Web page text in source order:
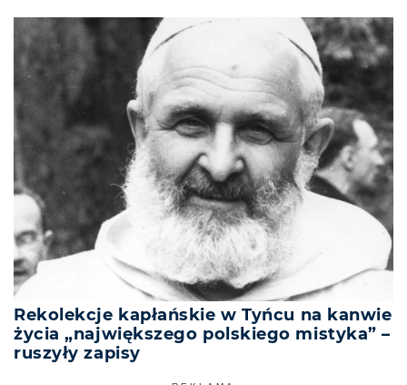
Rekolekcje kapłańskie w Tyńcu na kanwie
życia „największego polskiego mistyka” –
ruszyły zapisy